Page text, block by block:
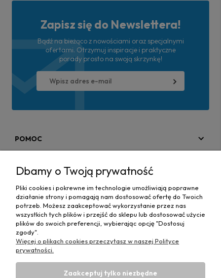
Zapisz się do Newslettera!
Bądź na bieżąco z nowościami oraz specjalnymi
ofertami. Otrzymuj inspiracje i praktyczne
porady prosto na swoją skrzynkę!
POMOC
MAPA STRONY
INFORMACJE
Dbamy o Twoją prywatność
Pliki cookies i pokrewne im technologie umożliwiają poprawne
działanie strony i pomagają nam dostosować ofertę do Twoich
potrzeb. Możesz zaakceptować wykorzystanie przez nas
wszystkich tych plików i przejść do sklepu lub dostosować użycie
plików do swoich preferencji, wybierając opcję "Dostosuj
zgody".
Więcej o plikach cookies przeczytasz w naszej Polityce
prywatności.
Zaakceptuj tylko niezbędne